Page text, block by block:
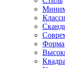
Форма